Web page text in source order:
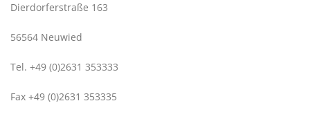
Dierdorferstraße 163
56564 Neuwied
Tel. +49 (0)2631 353333
Fax +49 (0)2631 353335